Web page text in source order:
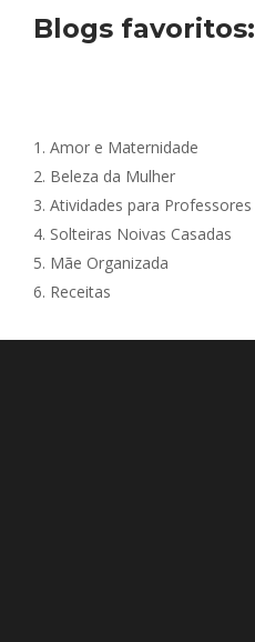
Blogs favoritos:
1. Amor e Maternidade
2. Beleza da Mulher
3. Atividades para Professores
4. Solteiras Noivas Casadas
5. Mãe Organizada
6. Receitas